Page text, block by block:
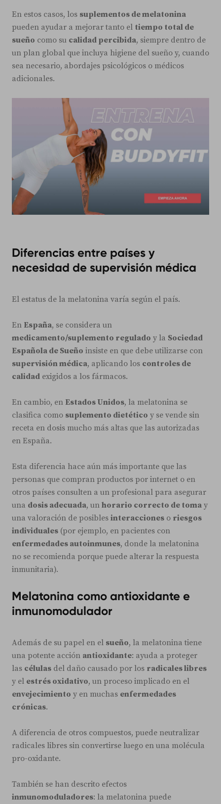
En estos casos, los suplementos de melatonina
pueden ayudar a mejorar tanto el tiempo total de
sueño como su calidad percibida, siempre dentro de
un plan global que incluya higiene del sueño y, cuando
sea necesario, abordajes psicológicos o médicos
adicionales.
Diferencias entre países y
necesidad de supervisión médica
El estatus de la melatonina varía según el país.
En España, se considera un
medicamento/suplemento regulado y la Sociedad
Española de Sueño insiste en que debe utilizarse con
supervisión médica, aplicando los controles de
calidad exigidos a los fármacos.
En cambio, en Estados Unidos, la melatonina se
clasifica como suplemento dietético y se vende sin
receta en dosis mucho más altas que las autorizadas
en España.
Esta diferencia hace aún más importante que las
personas que compran productos por internet o en
otros países consulten a un profesional para asegurar
una dosis adecuada, un horario correcto de toma y
una valoración de posibles interacciones o riesgos
individuales (por ejemplo, en pacientes con
enfermedades autoinmunes, donde la melatonina
no se recomienda porque puede alterar la respuesta
inmunitaria).
Melatonina como antioxidante e
inmunomodulador
Además de su papel en el sueño, la melatonina tiene
una potente acción antioxidante: ayuda a proteger
las células del daño causado por los radicales libres
y el estrés oxidativo, un proceso implicado en el
envejecimiento y en muchas enfermedades
crónicas.
A diferencia de otros compuestos, puede neutralizar
radicales libres sin convertirse luego en una molécula
pro-oxidante.
También se han descrito efectos
inmunomoduladores: la melatonina puede